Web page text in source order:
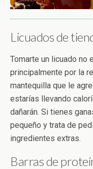
Licuados de
Tomarte un licuado no
principalmente por la
mantequilla que le
estarías llevando
dañarán. Si tienes
pequeño y trata de
ingredientes extras.
Barras de